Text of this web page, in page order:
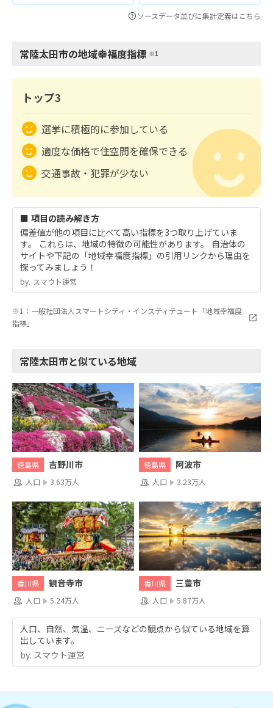
ソースデータ並びに集計定義はこちら
常陸太田市の地域幸福度指標 ※1
トップ3
選挙に積極的に参加している
適度な価格で住空間を確保できる
交通事故・犯罪が少ない
■ 項目の読み解き方
偏差値が他の項目に比べて高い指標を3つ取り上げていま
す。 これらは、地域の特徴の可能性があります。 自治体の
サイトや下記の「地域幸福度指標」の引用リンクから理由を
探ってみましょう！
by.︎ スマウト運営
※1：一般社団法人スマートシティ・インスティテュート「地域幸福度
指標」
常陸太田市と似ている地域
徳島県 吉野川市
人口 3.63万人
徳島県 阿波市
人口 3.23万人
香川県 観音寺市
人口 5.24万人
香川県 三豊市
人口 5.87万人
人口、自然、気温、ニーズなどの観点から似ている地域を算
出しています。
by.︎ スマウト運営